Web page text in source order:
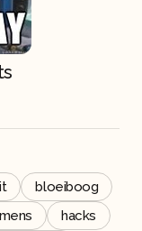
bloeiboog
hacks